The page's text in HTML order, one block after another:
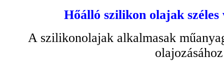
Hőálló szilikon olajak
A szilikonolajak alkalmasak